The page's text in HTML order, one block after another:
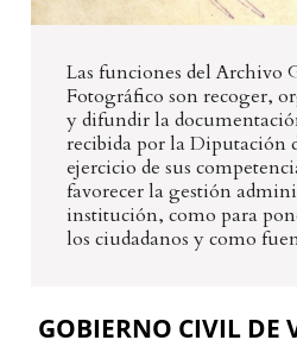
Las funciones del Archivo
Fotográfico son recoger,
y difundir la
recibida por la Diputación
ejercicio de sus
favorecer la gestión
institución, como para
los ciudadanos y como
GOBIERNO CIVIL DE